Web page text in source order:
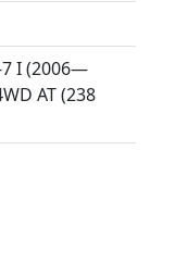
7 I (2006—
AT (238